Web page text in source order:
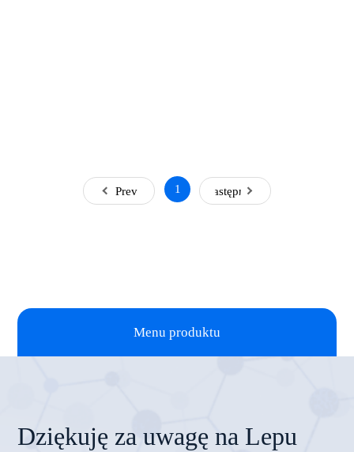
Prev 1 Następny
Menu produktu
Dziękuję za uwagę na Lepu